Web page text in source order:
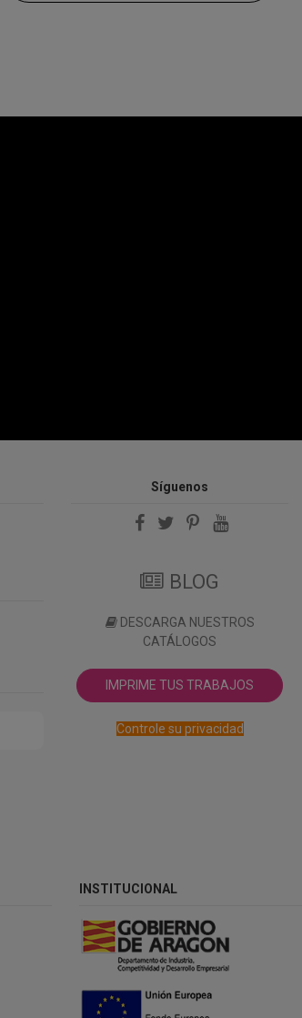
Síguenos
BLOG
DESCARGA NUESTROS
CATÁLOGOS
IMPRIME TUS TRABAJOS
Controle su privacidad
INSTITUCIONAL